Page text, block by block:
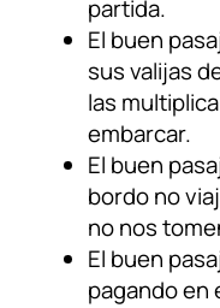
partida.
El buen
sus valijas
las
embarcar.
El buen
bordo no
no nos
El buen
pagando en